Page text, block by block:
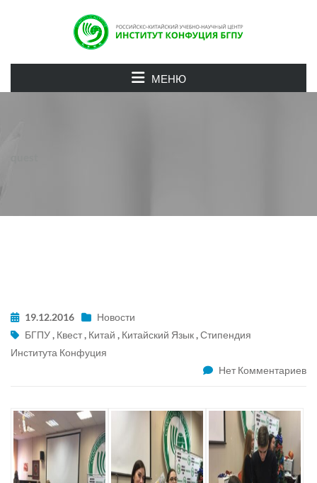
МЕНЮ
19.12.2016
Новости
БГПУ, Квест, Китай , Китайский Язык,Стипендия
Института Конфуция
Нет Комментариев